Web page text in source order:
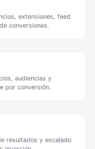
extensiones, feed
conversiones.
audiencias y
por conversión.
resultados y escalado